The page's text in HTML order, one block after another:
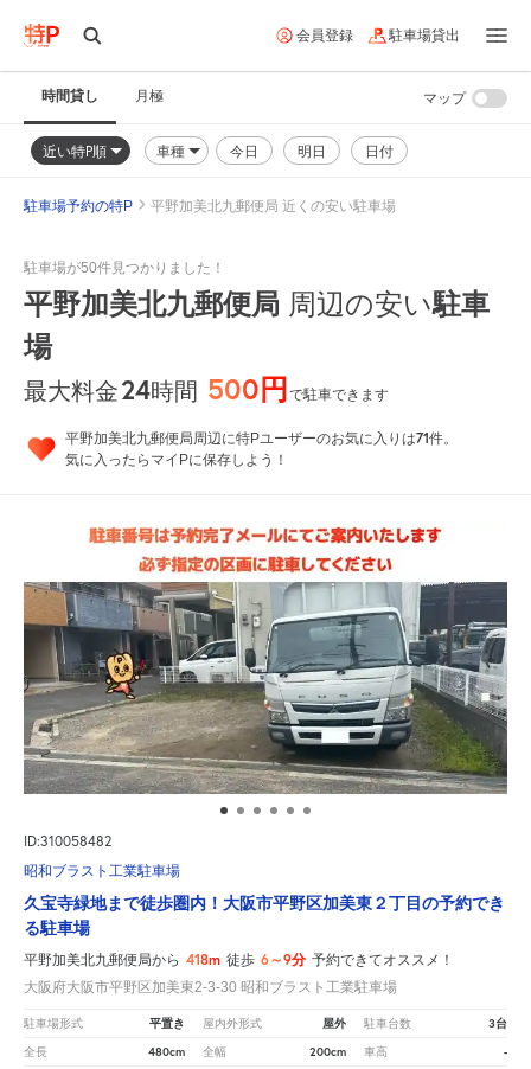
会員登録 駐車場貸出
時間貸し 月極
近い特P順 車種 今日 明日 日付
マップ
駐車場予約の特P 平野加美北九郵便局 近くの安い駐車場
駐車場が50件見つかりました！
平野加美北九郵便局 周辺の安い駐車
場
最大料金24時間 500円で駐車できます
平野加美北九郵便局周辺に特Pユーザーのお気に入りは71件。
気に入ったらマイPに保存しよう！
ID:310058482
昭和ブラスト工業駐車場
久宝寺緑地まで徒歩圏内！大阪市平野区加美東２丁目の予約でき
る駐車場
平野加美北九郵便局から 418m 徒歩 6～9分 予約できてオススメ！
大阪府大阪市平野区加美東2-3-30 昭和ブラスト工業駐車場
駐車場形式 平置き 屋内外形式 屋外 駐車台数 3台
全長 480cm 全幅 200cm 車高 -